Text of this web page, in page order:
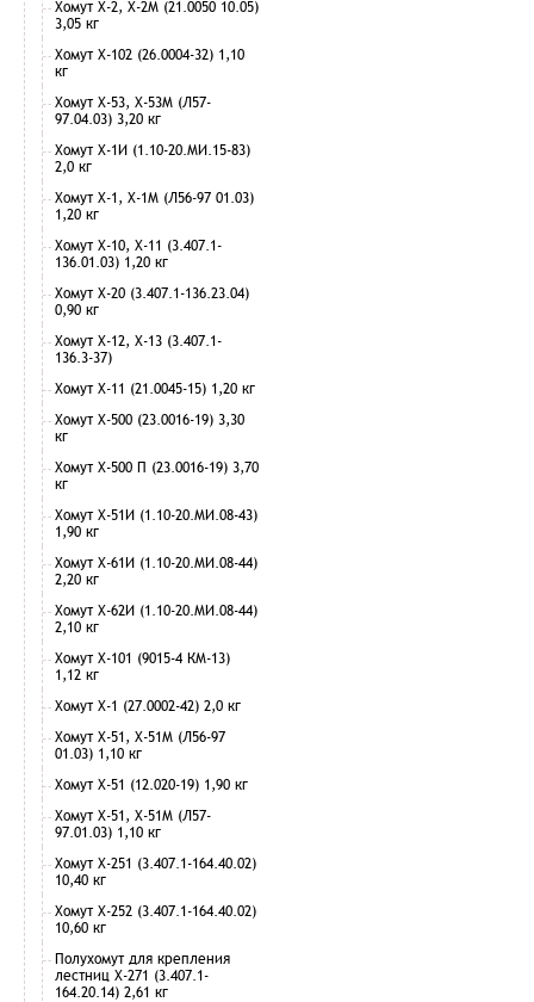
Хомут Х-2, Х-2М (21.0050 10.05)
3,05 кг
Хомут Х-102 (26.0004-32) 1,10
кг
Хомут Х-53, Х-53М (Л57-
97.04.03) 3,20 кг
Хомут Х-1И (1.10-20.МИ.15-83)
2,0 кг
Хомут Х-1, Х-1М (Л56-97 01.03)
1,20 кг
Хомут Х-10, Х-11 (3.407.1-
136.01.03) 1,20 кг
Хомут Х-20 (3.407.1-136.23.04)
0,90 кг
Хомут Х-12, Х-13 (3.407.1-
136.3-37)
Хомут Х-11 (21.0045-15) 1,20 кг
Хомут Х-500 (23.0016-19) 3,30
кг
Хомут Х-500 П (23.0016-19) 3,70
кг
Хомут Х-51И (1.10-20.МИ.08-43)
1,90 кг
Хомут Х-61И (1.10-20.МИ.08-44)
2,20 кг
Хомут Х-62И (1.10-20.МИ.08-44)
2,10 кг
Хомут Х-101 (9015-4 КМ-13)
1,12 кг
Хомут Х-1 (27.0002-42) 2,0 кг
Хомут Х-51, Х-51М (Л56-97
01.03) 1,10 кг
Хомут Х-51 (12.020-19) 1,90 кг
Хомут Х-51, Х-51М (Л57-
97.01.03) 1,10 кг
Хомут Х-251 (3.407.1-164.40.02)
10,40 кг
Хомут Х-252 (3.407.1-164.40.02)
10,60 кг
Полухомут для крепления
лестниц Х-271 (3.407.1-
164.20.14) 2,61 кг